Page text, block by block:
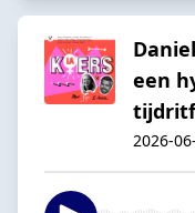
een
2026-